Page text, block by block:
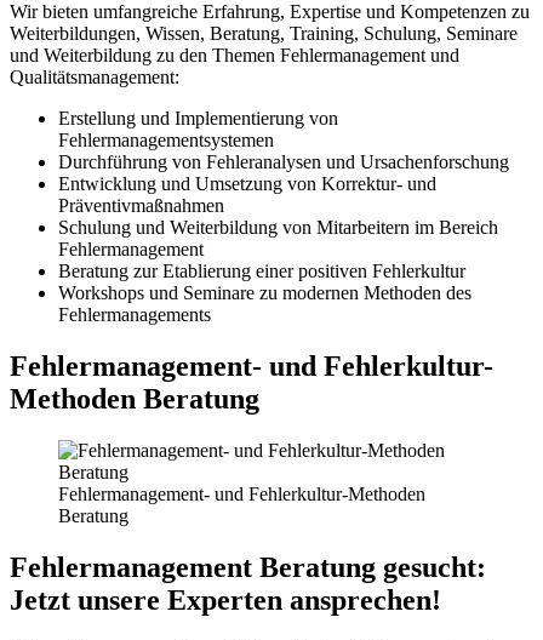
Wir bieten umfangreiche Erfahrung, Expertise und Kompetenzen zu
Weiterbildungen, Wissen, Beratung, Training, Schulung, Seminare
und Weiterbildung zu den Themen Fehlermanagement und
Qualitätsmanagement:
Erstellung und Implementierung von
Fehlermanagementsystemen
Durchführung von Fehleranalysen und Ursachenforschung
Entwicklung und Umsetzung von Korrektur- und
Präventivmaßnahmen
Schulung und Weiterbildung von Mitarbeitern im Bereich
Fehlermanagement
Beratung zur Etablierung einer positiven Fehlerkultur
Workshops und Seminare zu modernen Methoden des
Fehlermanagements
Fehlermanagement- und Fehlerkultur-
Methoden Beratung
Fehlermanagement- und Fehlerkultur-Methoden
Beratung
Fehlermanagement Beratung gesucht:
Jetzt unsere Experten ansprechen!